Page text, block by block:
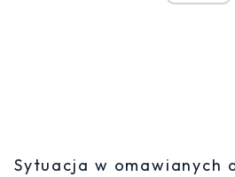
Sytuacja w omawianych